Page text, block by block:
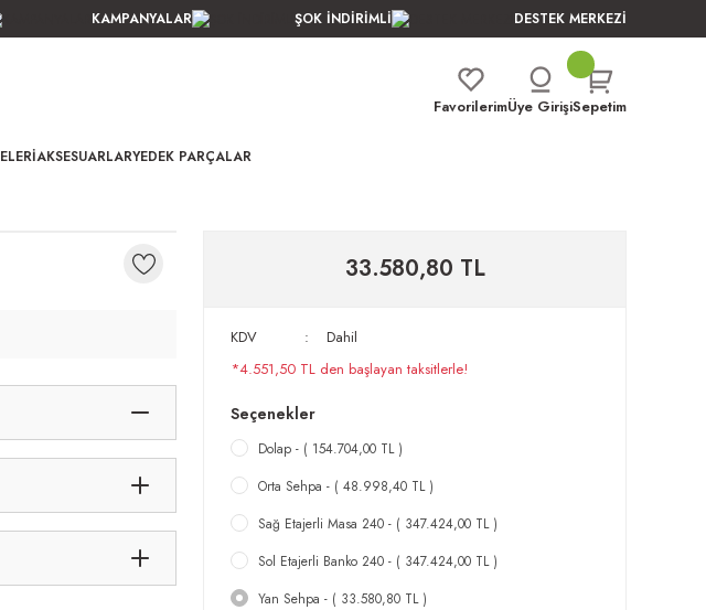
KAMPANYALAR ŞOK İNDİRİMLİ DESTEK MERKEZİ
FavorilerimÜye GirişiSepetim
AKSESUARLARYEDEK PARÇALAR
33.580,80 TL
KDV
Dahil
*4.551,50 TL den başlayan taksitlerle!
Seçenekler
Dolap - ( 154.704,00 TL )
Orta Sehpa - ( 48.998,40 TL )
Sağ Etajerli Masa 240 - ( 347.424,00 TL )
Sol Etajerli Banko 240 - ( 347.424,00 TL )
Yan Sehpa - ( 33.580,80 TL )